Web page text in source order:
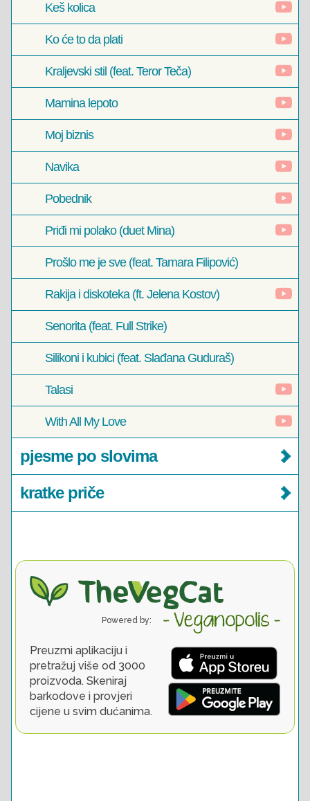
Keš kolica
Ko će to da plati
Kraljevski stil (feat. Teror Teča)
Mamina lepoto
Moj biznis
Navika
Pobednik
Priđi mi polako (duet Mina)
Prošlo me je sve (feat. Tamara Filipović)
Rakija i diskoteka (ft. Jelena Kostov)
Senorita (feat. Full Strike)
Silikoni i kubici (feat. Slađana Guduraš)
Talasi
With All My Love
pjesme po slovima
kratke priče